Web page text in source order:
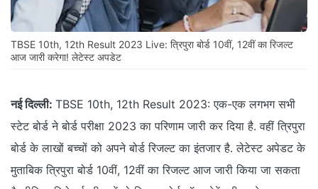
TBSE 10th, 12th Result 2023 Live: त्रिपुरा बोर्ड 10वीं, 12वीं का रिजल्ट
आज जारी करेगा! लेटेस्ट अपडेट
नई दिल्ली: TBSE 10th, 12th Result 2023: एक-एक लगभग सभी
स्टेट बोर्ड ने बोर्ड परीक्षा 2023 का परिणाम जारी कर दिया है. वहीं त्रिपुरा
बोर्ड के लाखों बच्चों को अपने बोर्ड रिजल्ट का इंतजार है. लेटेस्ट अपेडट के
मुताबिक त्रिपुरा बोर्ड 10वीं, 12वीं का रिजल्ट आज जारी किया जा सकता